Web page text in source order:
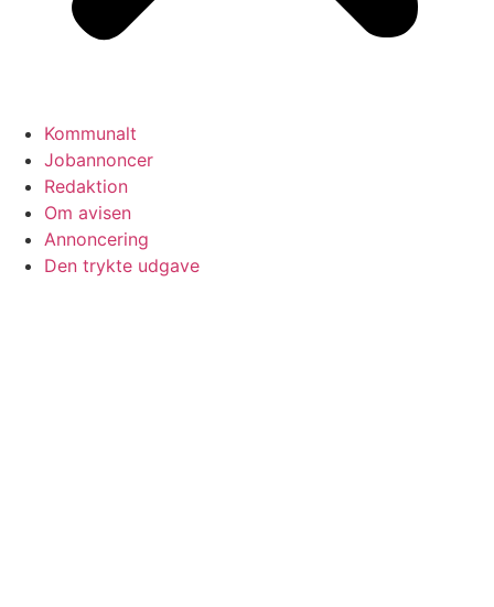
Kommunalt
Jobannoncer
Redaktion
Om avisen
Annoncering
Den trykte udgave